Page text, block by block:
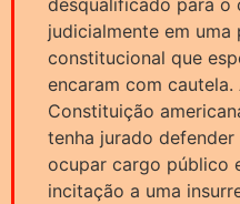
desqualificado para o
judicialmente em uma
constitucional que
encaram com cautela.
Constituição
tenha jurado
ocupar cargo público
incitação a uma